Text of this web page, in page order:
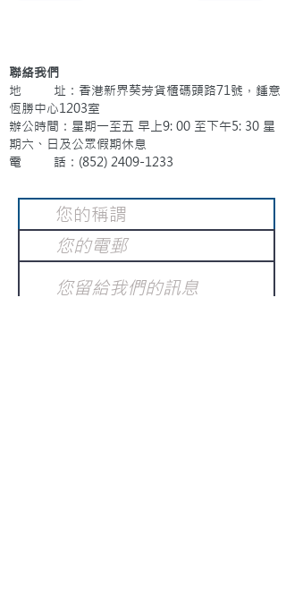
聯絡我們
地 址：香港新界葵芳貨櫃碼頭路71號，鍾意
恆勝中心1203室
辦公時間：星期一至五 早上9: 00 至下午5: 30 星
期六、日及公眾假期休息
電 話：(852) 2409-1233